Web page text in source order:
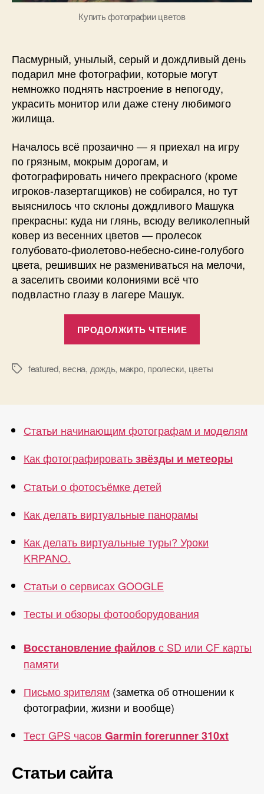
Купить фотографии цветов
Пасмурный, унылый, серый и дождливый день
подарил мне фотографии, которые могут
немножко поднять настроение в непогоду,
украсить монитор или даже стену любимого
жилища.
Началось всё прозаично — я приехал на игру
по грязным, мокрым дорогам, и
фотографировать ничего прекрасного (кроме
игроков-лазертагщиков) не собирался, но тут
выяснилось что склоны дождливого Машука
прекрасны: куда ни глянь, всюду великолепный
ковер из весенних цветов — пролесок
голубовато-фиолетово-небесно-сине-голубого
цвета, решивших не размениваться на мелочи,
а заселить своими колониями всё что
подвластно глазу в лагере Машук.
ПРОДОЛЖИТЬ ЧТЕНИЕ
—
Меткиfeatured, весна, дождь, макро, пролески, цветы
Статьи начинающим фотографам и моделям
Как фотографироватьзвёзды и метеоры
Статьи о фотосъёмке детей
Как делать виртуальные панорамы
Как делать виртуальные туры? Уроки
KRPANO.
Статьи о сервисах GOOGLE
Тесты и обзоры фотооборудования
Восстановление файловс SD или CF карты
памяти
Письмо зрителям (заметка об отношении к
фотографии, жизни и вообще)
Тест GPS часов Garmin forerunner 310xt
Статьи сайта